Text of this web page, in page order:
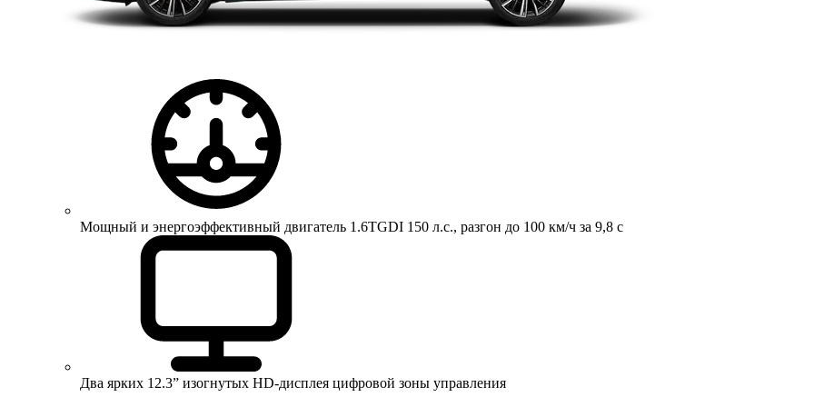
Мощный и энергоэффективный двигатель 1.6TGDI 150 л.с., разгон до 100 км/ч за 9,8 с
Два ярких 12.3” изогнутых HD-дисплея цифровой зоны управления